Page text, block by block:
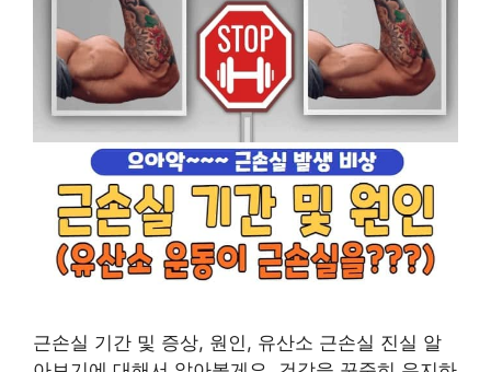
근손실 기간 및 증상, 원인, 유산소 근손실 진실 알